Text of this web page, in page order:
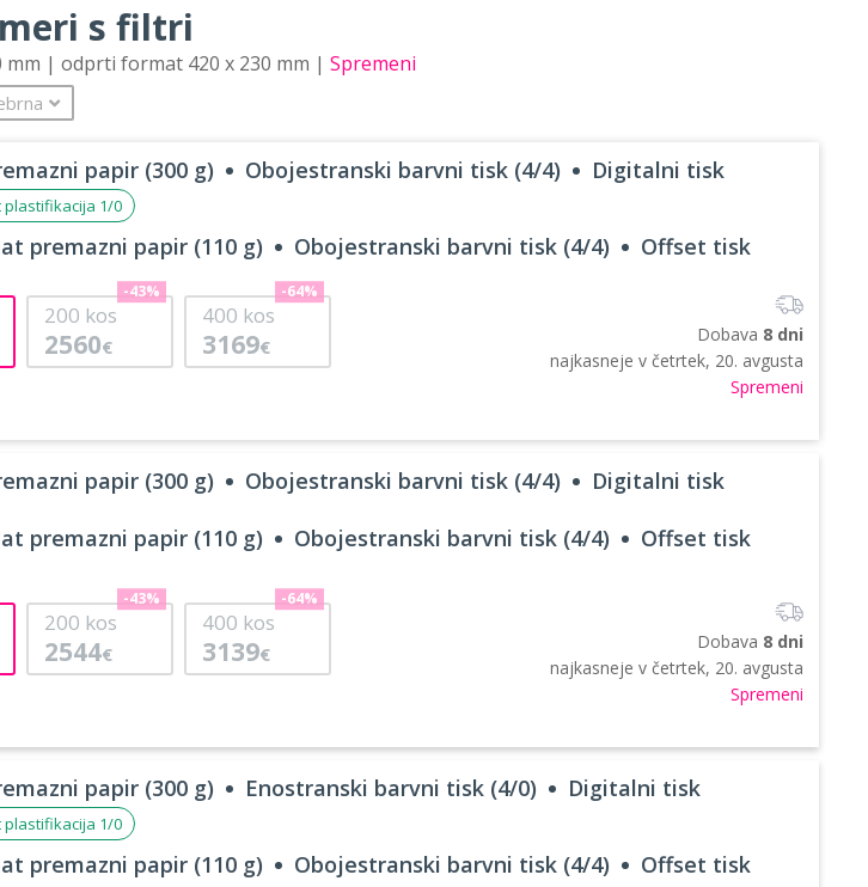
s filtri
| odprti format 420 x 230 mm | Spremeni
papir (300 g) Obojestranski barvni tisk (4/4) Digitalni tisk
1/0
premazni papir (110 g) Obojestranski barvni tisk (4/4) Offset tisk
200 kos
2560€
-43%
400 kos
3169€
-64%
Dobava 8 dni
najkasneje v četrtek, 20. avgusta
Spremeni
papir (300 g) Obojestranski barvni tisk (4/4) Digitalni tisk
premazni papir (110 g) Obojestranski barvni tisk (4/4) Offset tisk
200 kos
2544€
-43%
400 kos
3139€
-64%
Dobava 8 dni
najkasneje v četrtek, 20. avgusta
Spremeni
papir (300 g) Enostranski barvni tisk (4/0) Digitalni tisk
1/0
premazni papir (110 g) Obojestranski barvni tisk (4/4) Offset tisk